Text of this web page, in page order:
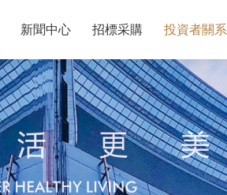
新聞中心 招標采購 投資者關系